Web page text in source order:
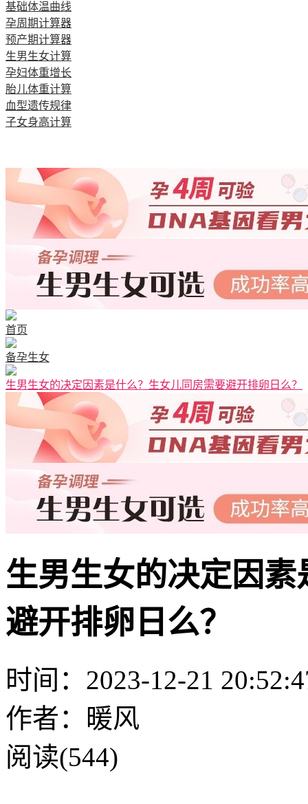
基础体温曲线
孕周期计算器
预产期计算器
生男生女计算
孕妇体重增长
胎儿体重计算
血型遗传规律
子女身高计算
首页
备孕生女
生男生女的决定因素是什么？生女儿同房需要避开排卵日么？
生男生女的决定因
避开排卵日么？
时间：2023-12-21
作者：暖风
阅读(544)